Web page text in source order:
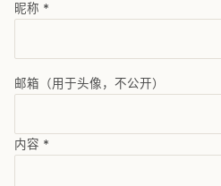
昵称 *
邮箱（用于头像，不公开）
内容 *